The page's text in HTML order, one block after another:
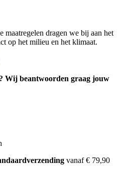
maatregelen dragen we bij aan het
op het milieu en het klimaat.
Wij beantwoorden graag jouw
vanaf € 79,90